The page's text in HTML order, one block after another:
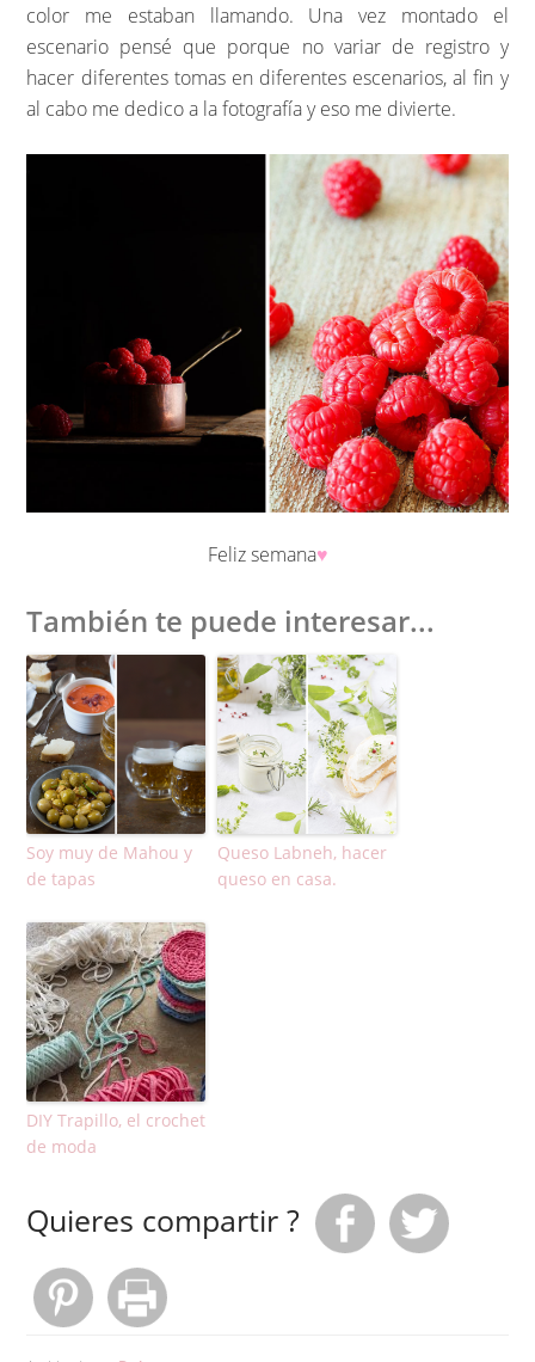
color me estaban llamando. Una vez montado el
escenario pensé que porque no variar de registro y
hacer diferentes tomas en diferentes escenarios, al fin y
al cabo me dedico a la fotografía y eso me divierte.
Feliz semana♥︎
También te puede interesar...
Soy muy de Mahou y
de tapas
Queso Labneh, hacer
queso en casa.
DIY Trapillo, el crochet
de moda
Quieres compartir ?